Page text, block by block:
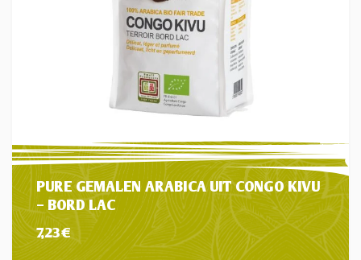
PURE GEMALEN ARABICA UIT CONGO KIVU
– BORD LAC
7,23€